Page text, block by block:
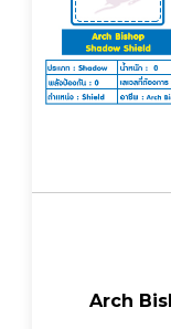
Arch